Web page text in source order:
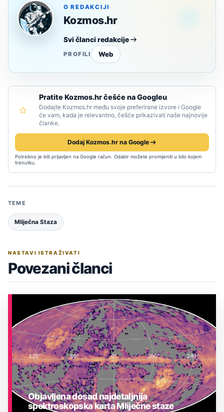
O REDAKCIJI
Kozmos.hr
Svi članci redakcije
PROFILI Web
Pratite Kozmos.hr češće na Googleu
Dodajte Kozmos.hr među svoje preferirane izvore i Google
će vam, kada je relevantno, češće prikazivati naše najnovije
članke.
Dodaj Kozmos.hr na Google
Potrebno je biti prijavljen na Google račun. Odabir možete promijeniti u bilo kojem
trenutku.
TEME
Mliječna Staza
NASTAVI ISTRAŽIVATI
Povezani članci
Objavljena dosad najdetaljnija
spektroskopska karta Mliječne staze